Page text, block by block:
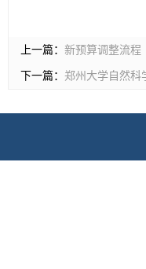
上一篇： 新预算调整流程
下一篇： 郑州大学自然科